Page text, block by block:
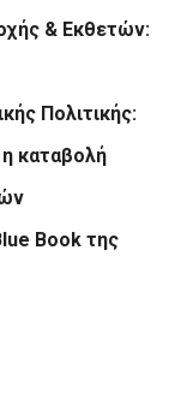
& Εκθετών:
Πολιτικής:
καταβολή
Book της